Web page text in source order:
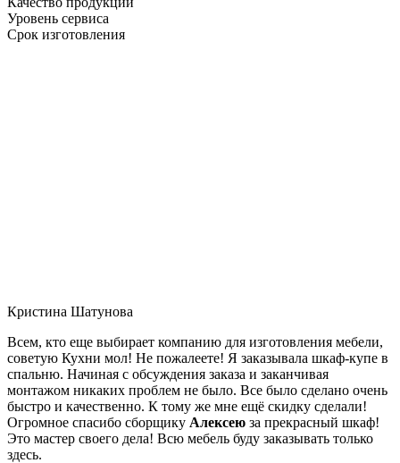
Уровень сервиса
Срок изготовления
Кристина Шатунова
Всем, кто еще выбирает компанию для изготовления мебели,
советую Кухни мол! Не пожалеете! Я заказывала шкаф-купе в
спальню. Начиная с обсуждения заказа и заканчивая
монтажом никаких проблем не было. Все было сделано очень
быстро и качественно. К тому же мне ещё скидку сделали!
Огромное спасибо сборщику Алексею за прекрасный шкаф!
Это мастер своего дела! Всю мебель буду заказывать только
здесь.